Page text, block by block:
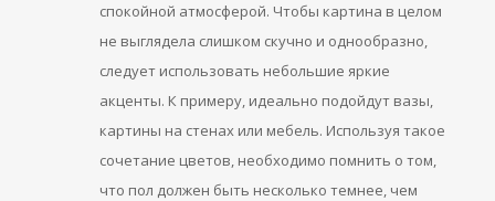
спокойной атмосферой. Чтобы картина в целом
не выглядела слишком скучно и однообразно,
следует использовать небольшие яркие
акценты. К примеру, идеально подойдут вазы,
картины на стенах или мебель. Используя такое
сочетание цветов, необходимо помнить о том,
что пол должен быть несколько темнее, чем